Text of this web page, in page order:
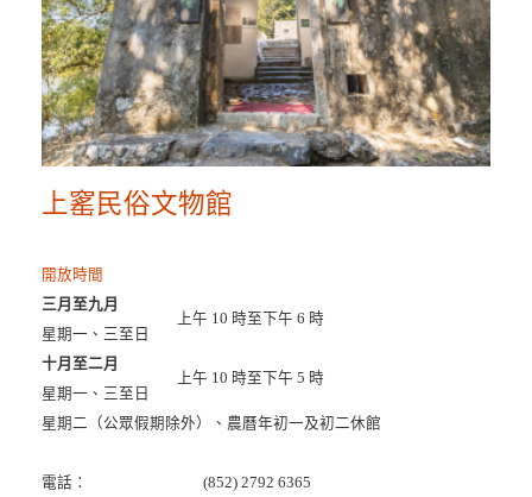
上窰民俗文物館
開放時間
三月至九月
星期一、三至日
上午 10 時至下午 6 時
十月至二月
星期一、三至日
上午 10 時至下午 5 時
星期二（公眾假期除外）、農曆年初一及初二休館
電話：
(852) 2792 6365